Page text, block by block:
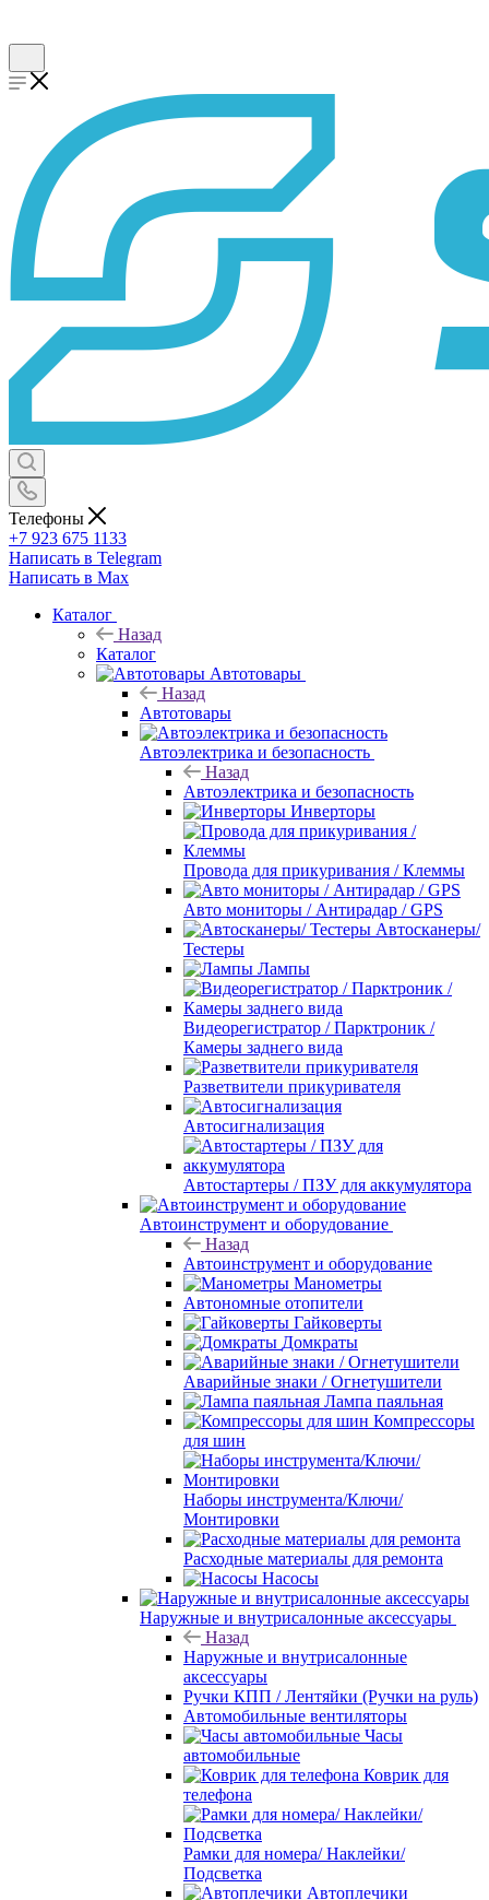
Телефоны
+7 923 675 1133
Написать в Telegram
Написать в Max
Каталог
Назад
Каталог
Автотовары
Назад
Автотовары
Автоэлектрика и безопасность
Назад
Автоэлектрика и безопасность
Инверторы
Провода для прикуривания / Клеммы
Авто мониторы / Антирадар / GPS
Автосканеры/
Тестеры
Лампы
Видеорегистратор / Парктроник /
Камеры заднего вида
Разветвители прикуривателя
Автосигнализация
Автостартеры / ПЗУ для аккумулятора
Автоинструмент и оборудование
Назад
Автоинструмент и оборудование
Манометры
Автономные отопители
Гайковерты
Домкраты
Аварийные знаки / Огнетушители
Лампа паяльная
Компрессоры
для шин
Наборы инструмента/Ключи/
Монтировки
Расходные материалы для ремонта
Насосы
Наружные и внутрисалонные аксессуары
Назад
Наружные и внутрисалонные
аксессуары
Ручки КПП / Лентяйки (Ручки на руль)
Автомобильные вентиляторы
Часы
автомобильные
Коврик для
телефона
Рамки для номера/ Наклейки/
Подсветка
Автоплечики